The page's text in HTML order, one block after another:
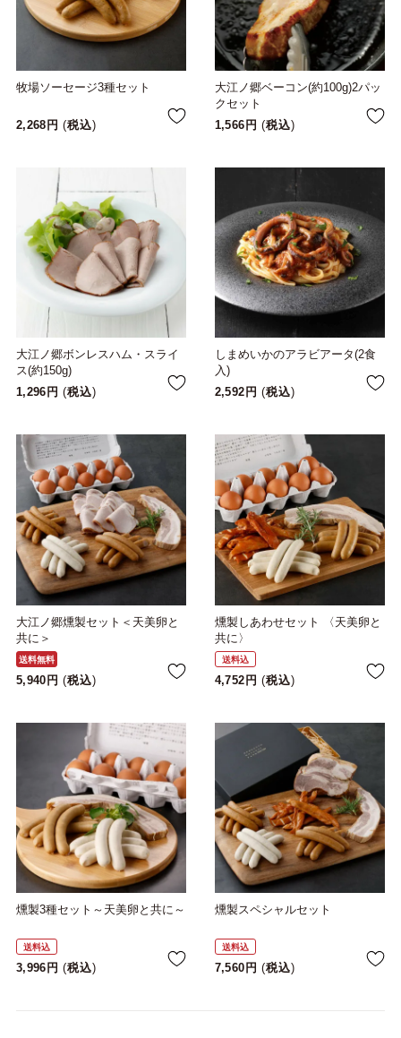
牧場ソーセージ3種セット
2,268 税込
大江ノ郷ベーコン(約100g)2パッ
クセット
1,566
税込
大江ノ郷ボンレスハム・スライ
ス(約150g)
1,296
税込
しまめいかのアラビアータ(2食
入)
2,592
税込
大江ノ郷燻製セット＜天美卵と
共に＞
送料無料
5,940 税込
燻製しあわせセット 〈天美卵と
共に〉
送料込
4,752 税込
燻製3種セット～天美卵と共に～
送料込
3,996 税込
燻製スペシャルセット
送料込
7,560 税込